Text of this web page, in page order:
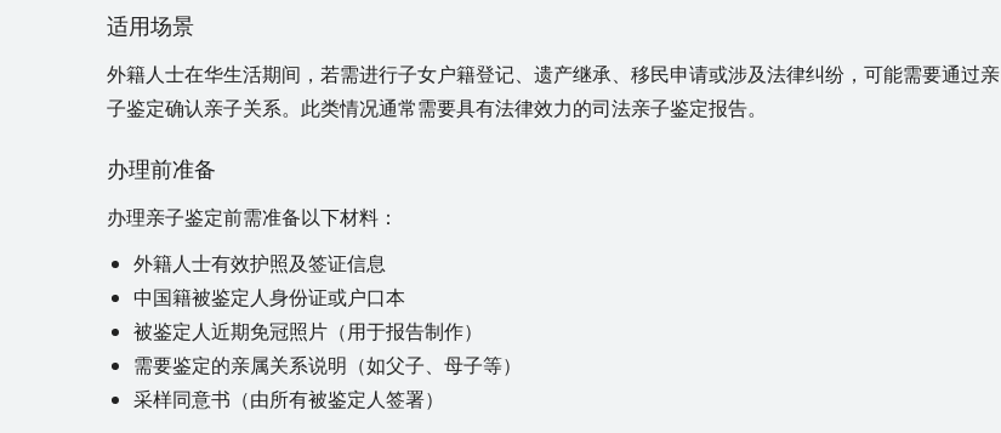
适用场景
外籍人士在华生活期间，若需进行子女户籍登记、遗产继承、移民申请或涉及法律纠纷，可能需要通过亲
子鉴定确认亲子关系。此类情况通常需要具有法律效力的司法亲子鉴定报告。
办理前准备
办理亲子鉴定前需准备以下材料：
外籍人士有效护照及签证信息
中国籍被鉴定人身份证或户口本
被鉴定人近期免冠照片（用于报告制作）
需要鉴定的亲属关系说明（如父子、母子等）
采样同意书（由所有被鉴定人签署）